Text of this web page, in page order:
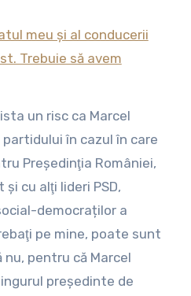
meu şi al conducerii
Trebuie să avem
un risc ca Marcel
partidului în cazul în care
Preşedinţia României,
cu alţi lideri PSD,
democraților a
pe mine, poate sunt
nu, pentru că Marcel
preşedinte de